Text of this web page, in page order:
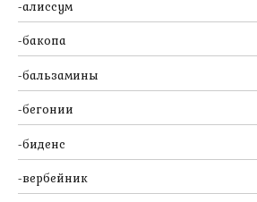
алиссум
бакопа
бальзамины
бегонии
биденс
вербейник